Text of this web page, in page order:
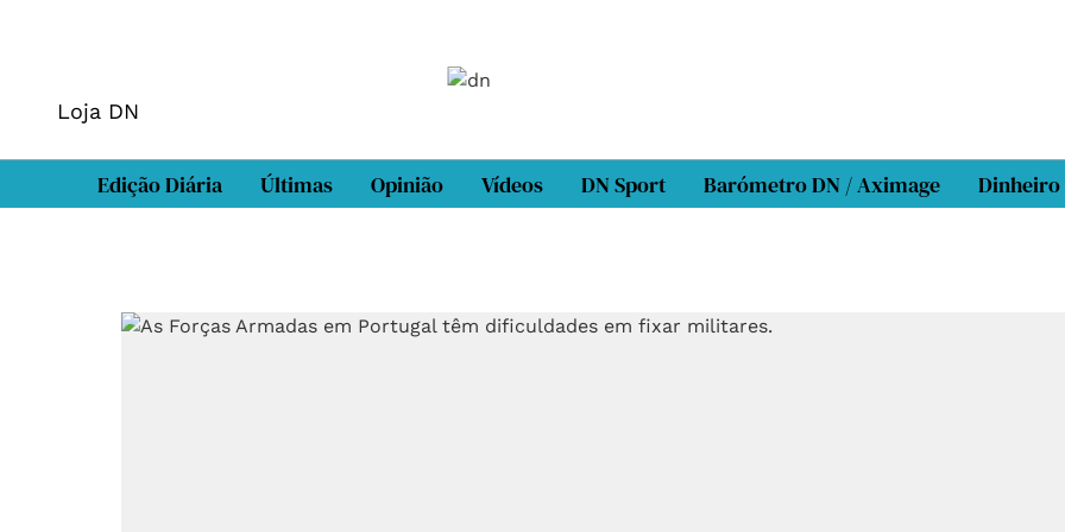
Loja DN
Edição Diária Últimas Opinião Vídeos DN Sport Barómetro DN / Aximage Dinheiro